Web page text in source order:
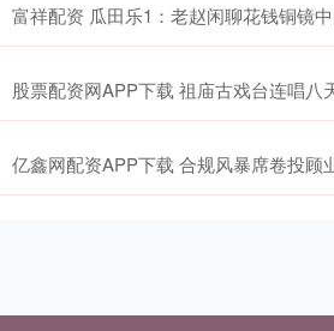
富祥配资 瓜田乐1：老赵闲聊花钱铜镜
股票配资网APP下载 祖庙古戏台连唱八
亿鑫网配资APP下载 合规风暴席卷投顾